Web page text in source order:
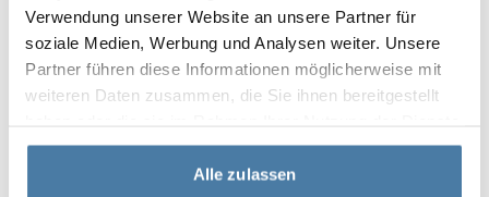
Verwendung unserer Website an unsere Partner für
soziale Medien, Werbung und Analysen weiter. Unsere
Partner führen diese Informationen möglicherweise mit
weiteren Daten zusammen, die Sie ihnen bereitgestellt
gesammelt haben.
Alle zulassen
Färgerna på materialen enligt RAL-klassificering är endast
10 mm
LION WOOD